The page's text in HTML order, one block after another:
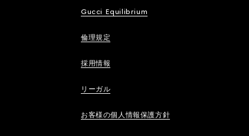
Gucci Equilibrium
倫理規定
採用情報
リーガル
お客様の個人情報保護方針